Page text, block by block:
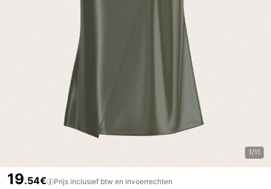
1/11
19.54€ Prijs inclusief btw en invoerrechten